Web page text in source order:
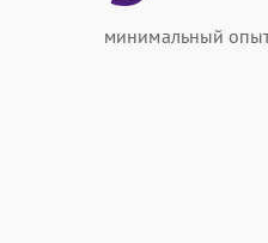
минимальный